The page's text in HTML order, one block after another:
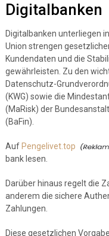
Digitalbanken
Digitalbanken unterliegen
Union strengen
Kundendaten und die
gewährleisten. Zu den
Datenschutz-
(KWG) sowie die
(MaRisk) der
(BaFin).
Auf Pengelivet.top
bank lesen.
Darüber hinaus regelt die
anderem die sichere
Zahlungen.
Diese gesetzlichen